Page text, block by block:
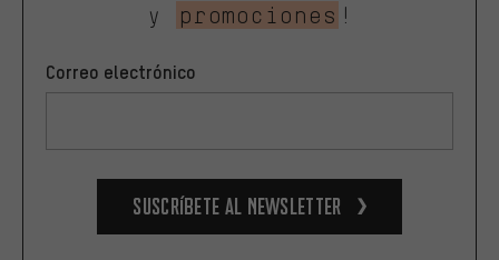
y
promociones !
Correo electrónico
Suscríbete al newsletter